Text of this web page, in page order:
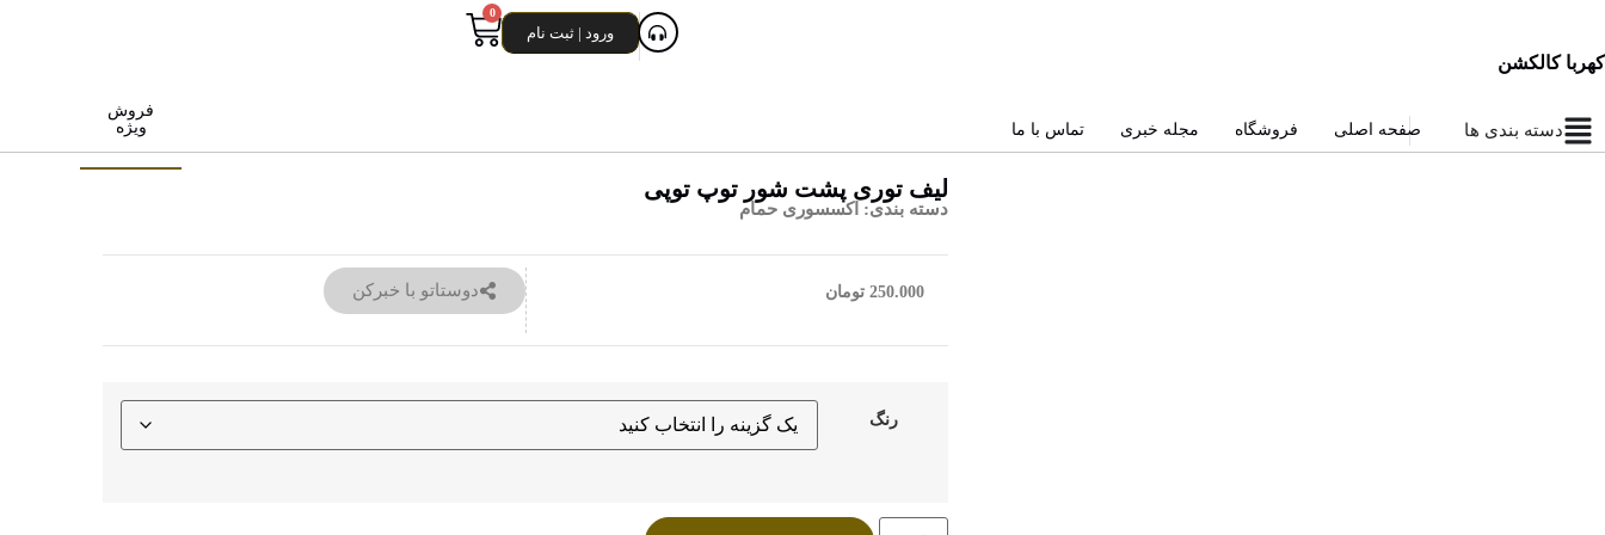
کهربا کالکشن
ورود | ثبت نام
0
دسته بندی ها صفحه اصلی فروشگاه مجله خبری تماس با ما
فروش
ویژه
لیف توری پشت شور توپ توپی
دسته بندی: اکسسوری حمام
250.000 تومان دوستاتو با خبرکن
رنگ